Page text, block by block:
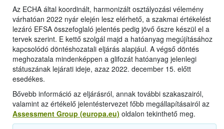
Az ECHA által koordinált, harmonizált osztályozási vélemény
várhatóan 2022 nyár elején lesz elérhető, a szakmai értékelést
lezáró EFSA összefoglaló jelentés pedig jövő őszre készül el a
tervek szerint. E kettő szolgál majd a hatóanyag megújításához
kapcsolódó döntéshozatali eljárás alapjául. A végső döntés
meghozatala mindenképpen a glifozát hatóanyag jelenlegi
státuszának lejárati ideje, azaz 2022. december 15. előtt
esedékes.
Bővebb információ az eljárásról, annak további szakaszairól,
valamint az értékelő jelentéstervezet főbb megállapításairól az
Assessment Group (europa.eu) oldalon tekinthető meg.